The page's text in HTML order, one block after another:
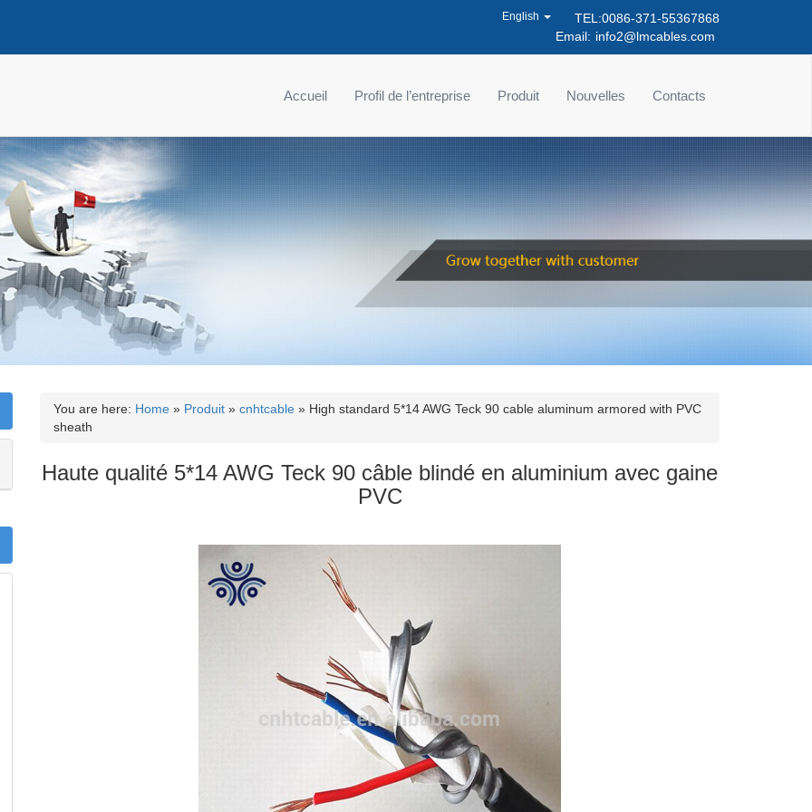
TEL:0086-371-55367868
Email: info2@lmcables.com
English
Accueil Profil de l’entreprise Produit Nouvelles Contacts
You are here: Home » Produit » cnhtcable » High standard 5*14 AWG Teck 90 cable aluminum armored with PVC
sheath
Haute qualité 5*14 AWG Teck 90 câble blindé en aluminium avec gaine
PVC